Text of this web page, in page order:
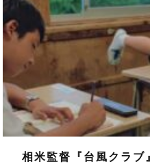
相米監督『台風クラブ